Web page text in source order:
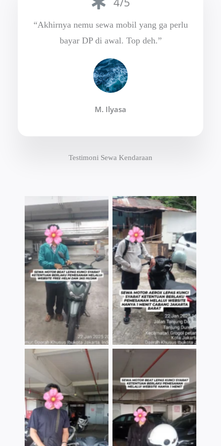
“Akhirnya nemu sewa mobil yang ga perlu
bayar DP di awal. Top deh.”
M. Ilyasa
Testimoni Sewa Kendaraan
TNo Caption TNo Caption
TNo Caption TNo Caption